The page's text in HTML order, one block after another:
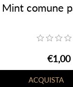
Mint comune
€1,00